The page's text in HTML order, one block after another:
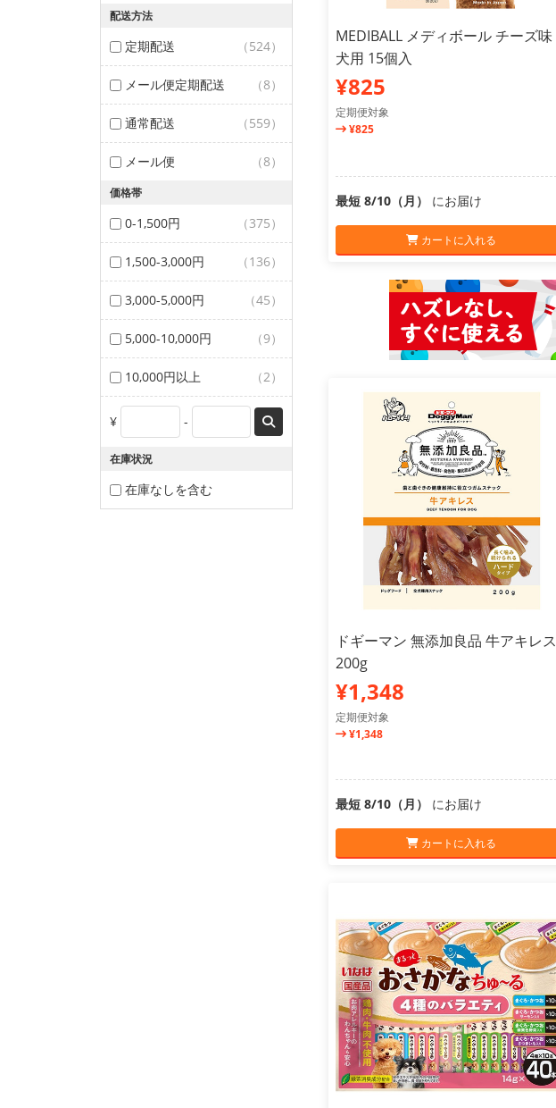
配送方法
定期配送 （524）
メール便定期配送 （8）
通常配送 （559）
メール便 （8）
価格帯
0-1,500円 （375）
1,500-3,000円 （136）
3,000-5,000円 （45）
5,000-10,000円 （9）
10,000円以上 （2）
¥ -
在庫状況
在庫なしを含む
MEDIBALL メディボール チーズ味
犬用 15個入
¥825
定期便対象
¥825
最短 8/10（月） にお届け
カートに入れる
ドギーマン 無添加良品 牛アキレス
200g
¥1,348
定期便対象
¥1,348
最短 8/10（月） にお届け
カートに入れる